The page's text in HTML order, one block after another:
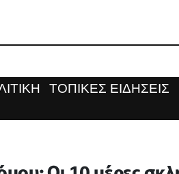
ΤΟΠΙΚΕΣ ΕΙΔΗΣΕΙΣ